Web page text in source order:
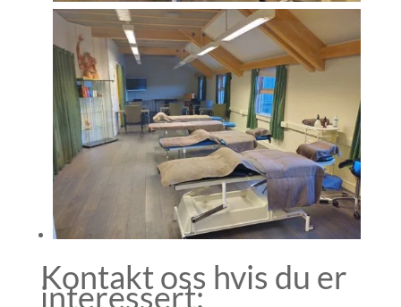
Kontakt oss hvis du er
interessert: